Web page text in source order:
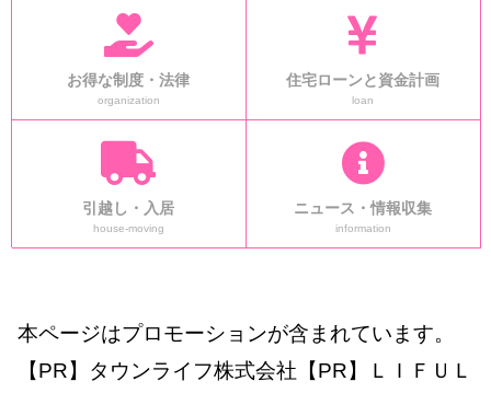
お得な制度・法律
organization
住宅ローンと資金計画
loan
引越し・入居
house-moving
ニュース・情報収集
information
本ページはプロモーションが含まれています。
【PR】タウンライフ株式会社【PR】ＬＩＦＵＬ